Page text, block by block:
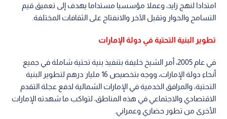
امتدادا لنهج زايد، وعملا مؤسسيا مستداما يهدف إلى تعميق قيم
التسامح والحوار وتقبل الآخر والانفتاح على الثقافات المختلفة.
تطوير البنية التحتية في دولة الإمارات
في عام 2005، أمر الشيخ خليفة بتنفيذ بنية تحتية شاملة في جميع
أنحاء دولة الإمارات، ووجه بتخصيص 16 مليار درهم لتطوير البنية
التحتية، والمرافق الخدمية في الإمارات الشمالية لدفع عجلة التقدم
الاقتصادي والاجتماعي في هذه المناطق، لتواكب ما شهدته الإمارات
الأخرى من تطور حضاري وعمراني.